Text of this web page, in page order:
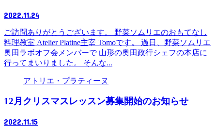
2022.11.24
ご訪問ありがとうございます。 野菜ソムリエのおもてなし
料理教室 Atelier Platine主宰 Tomoです。 過日、野菜ソムリエ
奥田ラボオフ会メンバーで 山形の奥田政行シェフの本店に
行ってまいりました。 そんな...
アトリエ・プラティーヌ
12月クリスマスレッスン募集開始のお知らせ
2022.11.15